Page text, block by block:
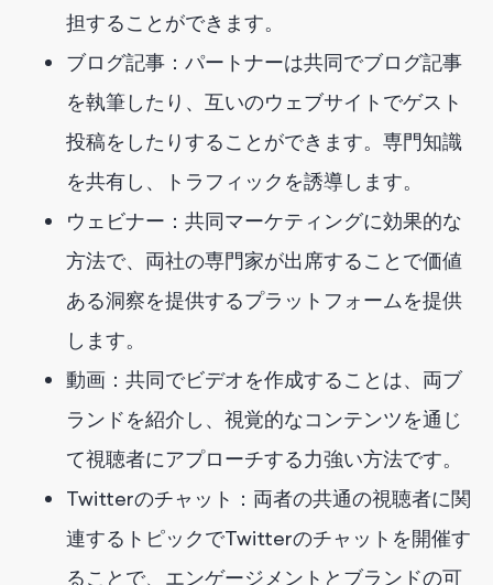
担することができます。
ブログ記事：パートナーは共同でブログ記事
を執筆したり、互いのウェブサイトでゲスト
投稿をしたりすることができます。専門知識
を共有し、トラフィックを誘導します。
ウェビナー：共同マーケティングに効果的な
方法で、両社の専門家が出席することで価値
ある洞察を提供するプラットフォームを提供
します。
動画：共同でビデオを作成することは、両ブ
ランドを紹介し、視覚的なコンテンツを通じ
て視聴者にアプローチする力強い方法です。
Twitterのチャット：両者の共通の視聴者に関
連するトピックでTwitterのチャットを開催す
ることで、エンゲージメントとブランドの可